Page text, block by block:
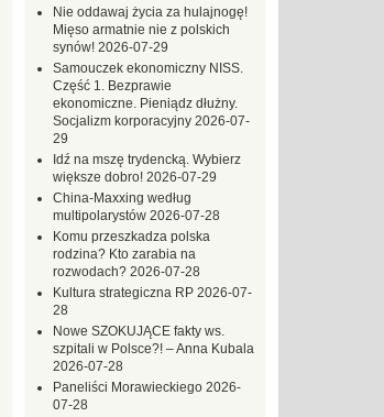
Nie oddawaj życia za hulajnogę!
Mięso armatnie nie z polskich
synów! 2026-07-29
Samouczek ekonomiczny NISS.
Część 1. Bezprawie
ekonomiczne. Pieniądz dłużny.
Socjalizm korporacyjny 2026-07-
29
Idź na mszę trydencką. Wybierz
większe dobro! 2026-07-29
China-Maxxing według
multipolarystów 2026-07-28
Komu przeszkadza polska
rodzina? Kto zarabia na
rozwodach? 2026-07-28
Kultura strategiczna RP 2026-07-
28
Nowe SZOKUJĄCE fakty ws.
szpitali w Polsce?! – Anna Kubala
2026-07-28
Paneliści Morawieckiego 2026-
07-28